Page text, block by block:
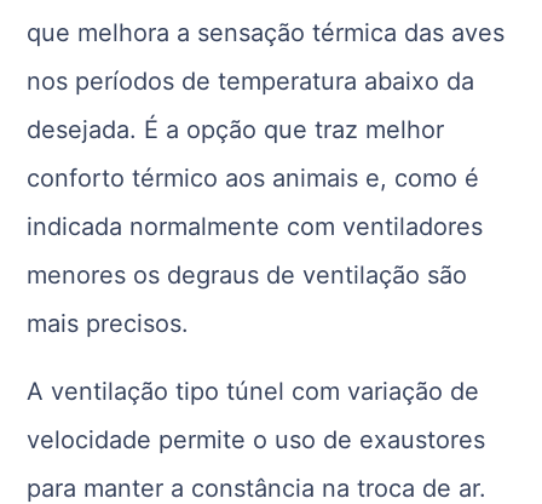
que melhora a sensação térmica das aves
nos períodos de temperatura abaixo da
desejada. É a opção que traz melhor
conforto térmico aos animais e, como é
indicada normalmente com ventiladores
menores os degraus de ventilação são
mais precisos.
A ventilação tipo túnel com variação de
velocidade permite o uso de exaustores
para manter a constância na troca de ar.